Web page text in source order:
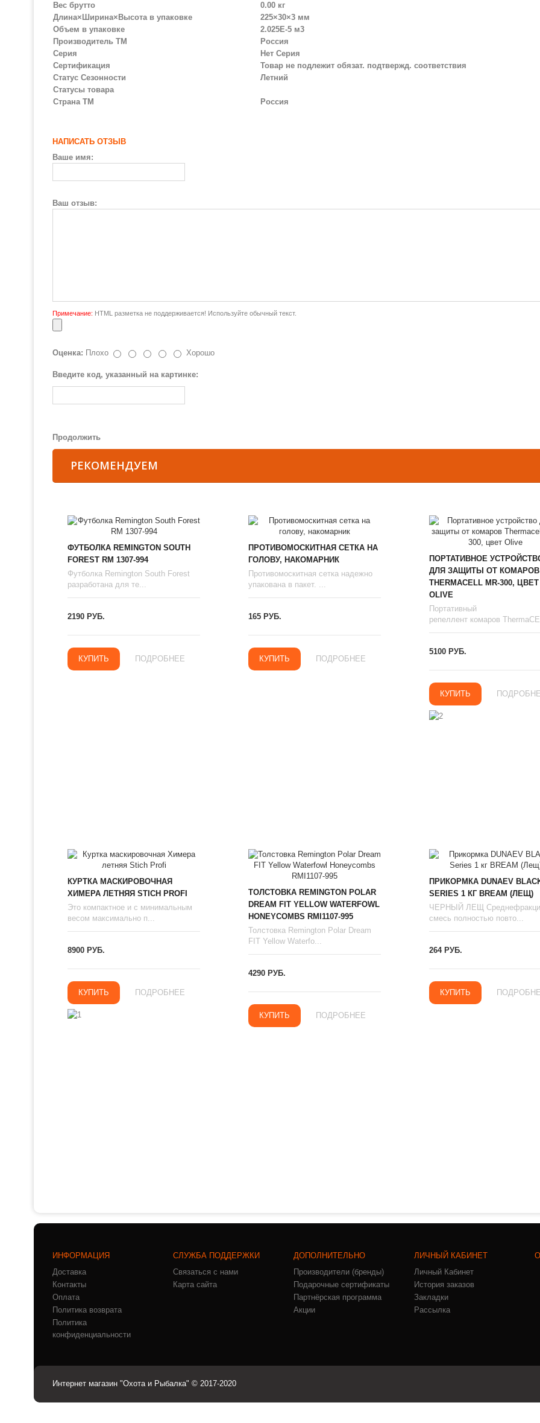
Вес брутто
0.00 кг
Длина×Ширина×Высота в упаковке
225×30×3 мм
Объем в упаковке
2.025E-5 м3
Производитель ТМ
Россия
Серия
Нет Серия
Сертификация
Товар не подлежит обязат. подтвержд. соответствия
Статус Сезонности
Летний
Статусы товара
Страна ТМ
Россия
НАПИСАТЬ ОТЗЫВ
Ваше имя:
Ваш отзыв:
Примечание: HTML разметка не поддерживается! Используйте обычный текст.
Оценка: Плохо Хорошо
Введите код, указанный на картинке:
Продолжить
РЕКОМЕНДУЕМ
ФУТБОЛКА REMINGTON SOUTH
FOREST RM 1307-994
Футболка Remington South Forest
разработана для те...
2190 РУБ.
КУПИТЬ ПОДРОБНЕЕ
ПРОТИВОМОСКИТНАЯ СЕТКА НА
ГОЛОВУ, НАКОМАРНИК
Противомоскитная сетка надежно
упакована в пакет. ...
165 РУБ.
КУПИТЬ ПОДРОБНЕЕ
ПОРТАТИВНОЕ
ДЛЯ ЗАЩИТЫ ОТ КОМАРОВ
THERMAСЕLL MR-300, ЦВЕТ
OLIVE
Портативный
репеллент комаров
5100 РУБ.
КУПИТЬ
КУРТКА МАСКИРОВОЧНАЯ
ХИМЕРА ЛЕТНЯЯ STICH PROFI
Это компактное и с минимальным
весом максимально п...
8900 РУБ.
КУПИТЬ ПОДРОБНЕЕ
ТОЛСТОВКА REMINGTON POLAR
DREAM FIT YELLOW WATERFOWL
HONEYCOMBS RMI1107-995
Толстовка Remington Polar Dream
FIT Yellow Waterfo...
4290 РУБ.
КУПИТЬ ПОДРОБНЕЕ
ПРИКОРМКА DUNAEV
SERIES 1 КГ BREAM (ЛЕЩ)
ЧЕРНЫЙ ЛЕЩ
смесь полностью повто...
264 РУБ.
КУПИТЬ
ИНФОРМАЦИЯ
Доставка
Контакты
Оплата
Политика возврата
Политика
конфиденциальности
СЛУЖБА ПОДДЕРЖКИ
Связаться с нами
Карта сайта
ДОПОЛНИТЕЛЬНО
Производители (бренды)
Подарочные сертификаты
Партнёрская программа
Акции
ЛИЧНЫЙ КАБИНЕТ
Личный Кабинет
История заказов
Закладки
Рассылка
Интернет магазин "Охота и Рыбалка" © 2017-2020